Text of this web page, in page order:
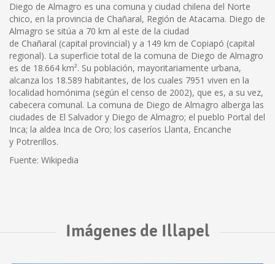
Diego de Almagro es una comuna y ciudad chilena del Norte
chico, en la provincia de Chañaral, Región de Atacama. Diego de
Almagro se sitúa a 70 km al este de la ciudad
de Chañaral (capital provincial) y a 149 km de Copiapó (capital
regional). La superficie total de la comuna de Diego de Almagro
es de 18.664 km². Su población, mayoritariamente urbana,
alcanza los 18.589 habitantes, de los cuales 7951 viven en la
localidad homónima (según el censo de 2002), que es, a su vez,
cabecera comunal. La comuna de Diego de Almagro alberga las
ciudades de El Salvador y Diego de Almagro; el pueblo Portal del
Inca; la aldea Inca de Oro; los caseríos Llanta, Encanche
y Potrerillos.
Fuente: Wikipedia
Imágenes de Illapel